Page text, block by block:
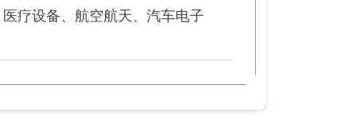
疗设备、航空航天、汽车电子